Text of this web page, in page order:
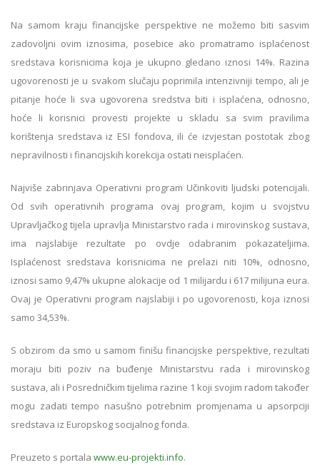
Na samom kraju financijske perspektive ne možemo biti sasvim
zadovoljni ovim iznosima, posebice ako promatramo isplaćenost
sredstava korisnicima koja je ukupno gledano iznosi 14%. Razina
ugovorenosti je u svakom slučaju poprimila intenzivniji tempo, ali je
pitanje hoće li sva ugovorena sredstva biti i isplaćena, odnosno,
hoće li korisnici provesti projekte u skladu sa svim pravilima
korištenja sredstava iz ESI fondova, ili će izvjestan postotak zbog
nepravilnosti i financijskih korekcija ostati neisplaćen.
Najviše zabrinjava Operativni program Učinkoviti ljudski potencijali.
Od svih operativnih programa ovaj program, kojim u svojstvu
Upravljačkog tijela upravlja Ministarstvo rada i mirovinskog sustava,
ima najslabije rezultate po ovdje odabranim pokazateljima.
Isplaćenost sredstava korisnicima ne prelazi niti 10%, odnosno,
iznosi samo 9,47% ukupne alokacije od 1 milijardu i 617 milijuna eura.
Ovaj je Operativni program najslabiji i po ugovorenosti, koja iznosi
samo 34,53%.
S obzirom da smo u samom finišu financijske perspektive, rezultati
moraju biti poziv na buđenje Ministarstvu rada i mirovinskog
sustava, ali i Posredničkim tijelima razine 1 koji svojim radom također
mogu zadati tempo nasušno potrebnim promjenama u apsorpciji
sredstava iz Europskog socijalnog fonda.
Preuzeto s portala www.eu-projekti.info.